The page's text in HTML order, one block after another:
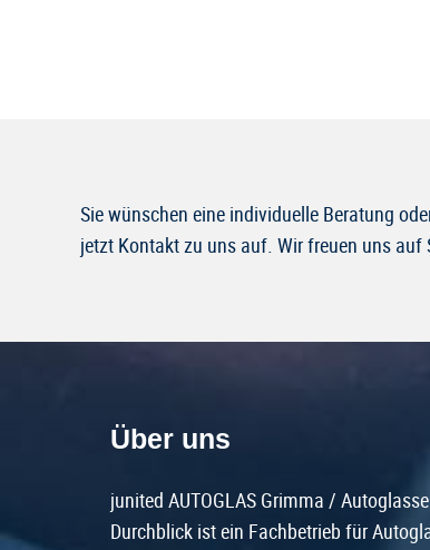
Sie wünschen eine individuelle Beratung
jetzt Kontakt zu uns auf. Wir freuen uns auf
Über uns
junited AUTOGLAS Grimma /
Durchblick ist ein Fachbetrieb für